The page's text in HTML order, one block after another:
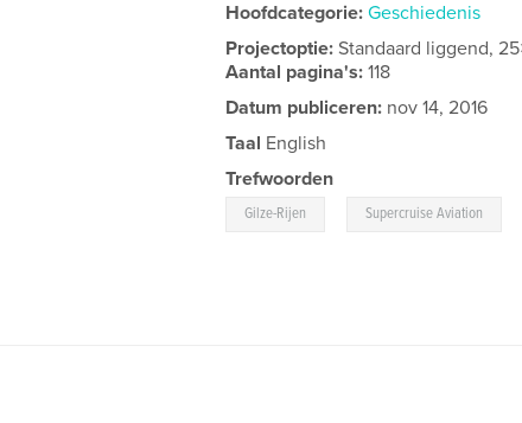
Hoofdcategorie: Geschiedenis
Projectoptie:Standaard liggend,
Aantal pagina's:118
Datum publiceren: nov 14, 2016
Taal English
Trefwoorden
Gilze-Rijen Supercruise Aviation